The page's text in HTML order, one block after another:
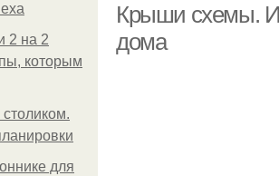
2 на 2
которым
для
Крыши схемы.
дома